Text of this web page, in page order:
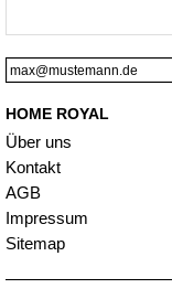
HOME ROYAL
Über uns
Kontakt
AGB
Impressum
Sitemap